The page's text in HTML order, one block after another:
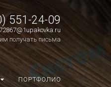
551-24-09
получать письма
ПОРТФОЛИО